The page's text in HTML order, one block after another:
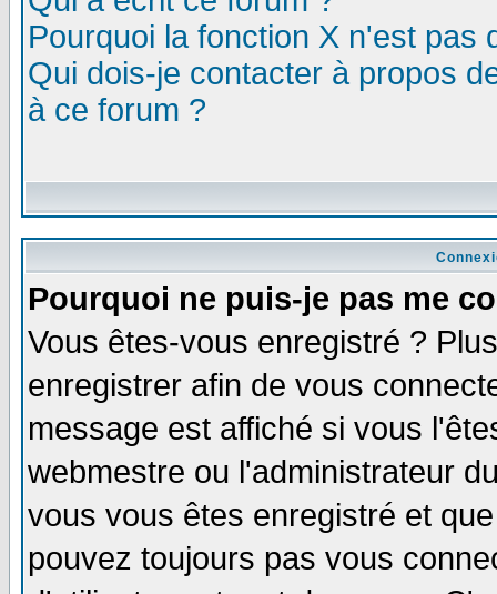
Pourquoi la fonction X n'est pas
Qui dois-je contacter à propos
à ce forum ?
Pourquoi ne puis-je pas me
Vous êtes-vous enregistré ?
enregistrer afin de vous
message est affiché si vous
webmestre ou l'administrateur
vous vous êtes enregistré et
pouvez toujours pas vous